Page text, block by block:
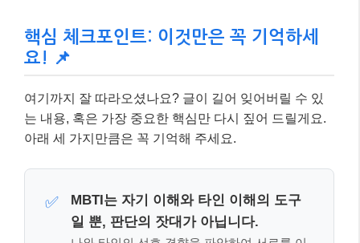
나와 타인의 선호 경향을 파악하여 서로를 이
✅
정식 MBTI와 온라인 간이 테스트는 다
릅니다.
무료 테스트는 재미로만 활용하고
✅
건강한 관계는 MBTI 유형을 넘어 소통
과 노력으로 만들어집니다.
서로의 다름을 인정하고 존중하며 대화하는